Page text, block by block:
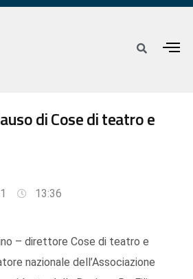
di Cose di teatro e
13:36
– direttore Cose di teatro e
nazionale dell’Associazione